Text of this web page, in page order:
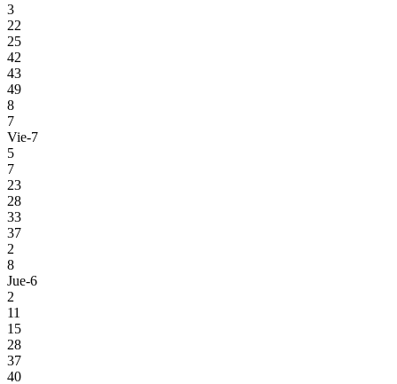
3
22
25
42
43
49
8
7
Vie-7
5
7
23
28
33
37
2
8
Jue-6
2
11
15
28
37
40